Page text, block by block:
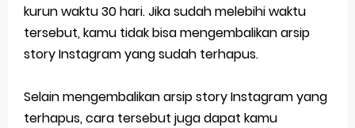
kurun waktu 30 hari. Jika sudah melebihi waktu
tersebut, kamu tidak bisa mengembalikan arsip
story Instagram yang sudah terhapus.
Selain mengembalikan arsip story Instagram yang
terhapus, cara tersebut juga dapat kamu